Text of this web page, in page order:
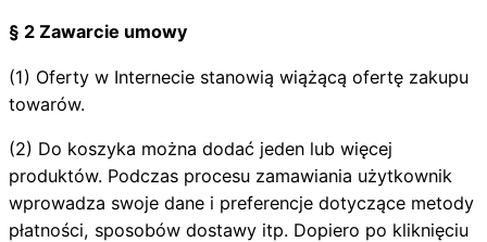
§ 2 Zawarcie umowy
(1) Oferty w Internecie stanowią wiążącą ofertę zakupu
towarów.
(2) Do koszyka można dodać jeden lub więcej
produktów. Podczas procesu zamawiania użytkownik
wprowadza swoje dane i preferencje dotyczące metody
płatności, sposobów dostawy itp. Dopiero po kliknięciu